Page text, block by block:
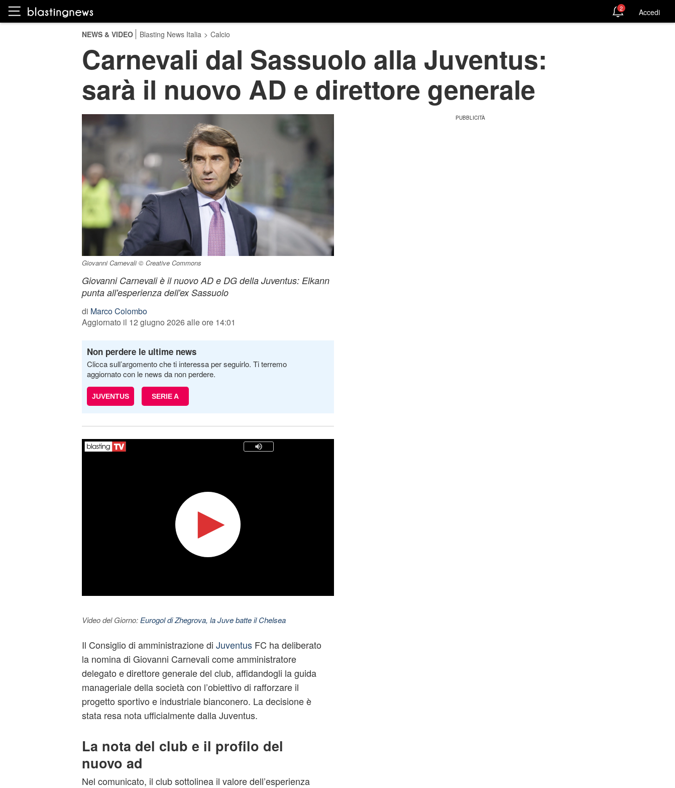
2 Accedi
NEWS & VIDEO Blasting News Italia > Calcio
Carnevali dal Sassuolo alla Juventus:
sarà il nuovo AD e direttore generale
Giovanni Carnevali © Creative Commons
Giovanni Carnevali è il nuovo AD e DG della Juventus: Elkann
punta all'esperienza dell'ex Sassuolo
di Marco Colombo
Aggiornato il 12 giugno 2026 alle ore 14:01
Non perdere le ultime news
Clicca sull’argomento che ti interessa per seguirlo. Ti terremo
aggiornato con le news da non perdere.
JUVENTUS SERIE A
Video del Giorno: Eurogol di Zhegrova, la Juve batte il Chelsea
Il Consiglio di amministrazione di JuventusFC ha deliberato
la nomina di Giovanni Carnevali come amministratore
delegato e direttore generale del club, affidandogli la guida
manageriale della società con l’obiettivo di rafforzare il
progetto sportivo e industriale bianconero. La decisione è
stata resa nota ufficialmente dalla Juventus.
La nota del club e il profilo del
nuovo ad
Nel comunicato, il club sottolinea il valore dell’esperienza